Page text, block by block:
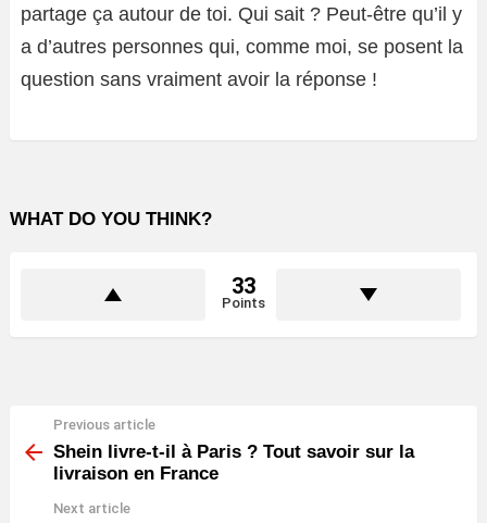
partage ça autour de toi. Qui sait ? Peut-être qu’il y
a d’autres personnes qui, comme moi, se posent la
question sans vraiment avoir la réponse !
WHAT DO YOU THINK?
33
Points
more
Previous article
Shein livre-t-il à Paris ? Tout savoir sur la
livraison en France
Next article